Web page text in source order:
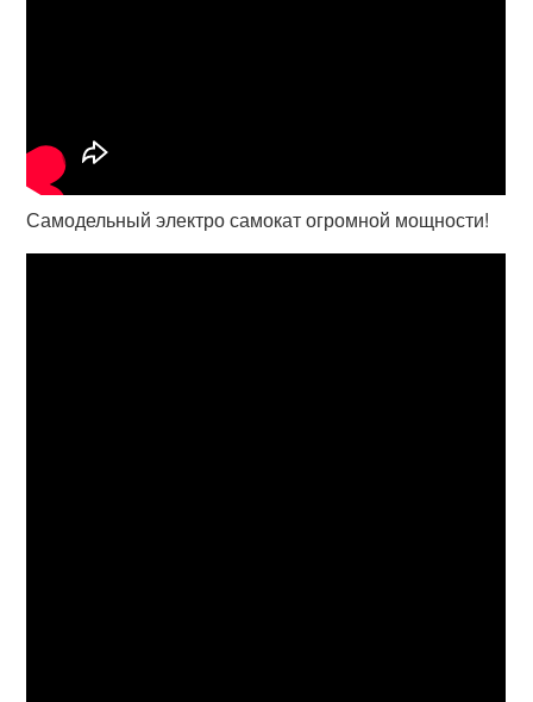
Самодельный электро самокат огромной мощности!